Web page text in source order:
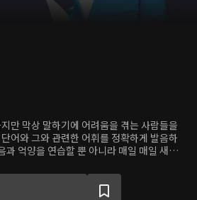
만 막상 말하기에 어려움을 겪는 사람들을
어와 그와 관련한 어휘를 정확하게 발음하
과 억양을 연습할 뿐 아니라 매일 매일 새로